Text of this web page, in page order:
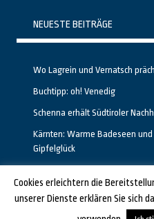
NEUESTE BEITRÄGE
Wo Lagrein und Vernatsch
Buchtipp: oh! Venedig
Schenna erhält Südtiroler
Kärnten: Warme Badeseen
Gipfelglück
GESTALTET UND PROGRAMMIERT
Cookies erleichtern die
unserer Dienste erklären Sie sich